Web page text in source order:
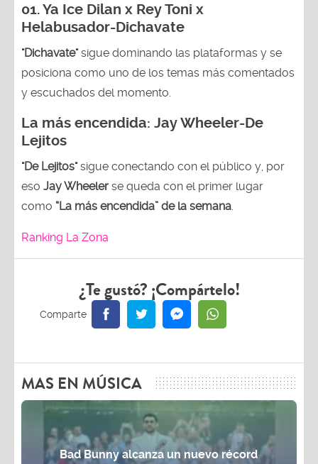
01.Ya Ice Dilan x Rey Toni x
Helabusador-Dichavate
"Dichavate"sigue dominando las plataformas y se
posiciona como uno de los temas más comentados
y escuchados del momento.
La más encendida: Jay Wheeler-De
Lejitos
"De Lejitos"sigue conectando con el público y, por
eso Jay Wheeler se queda con el primer lugar
como “La más encendida” de la semana.
Ranking La Zona
¿Te gustó? ¡Compártelo!
MAS EN MÚSICA
Bad Bunny alcanza un nuevo récord